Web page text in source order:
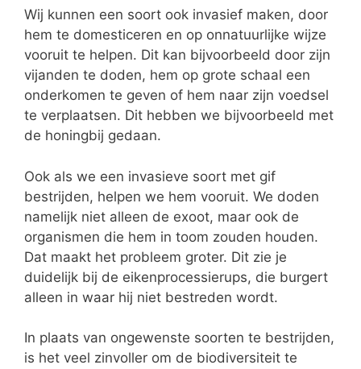
Wij kunnen een soort ook invasief maken, door
hem te domesticeren en op onnatuurlijke wijze
vooruit te helpen. Dit kan bijvoorbeeld door zijn
vijanden te doden, hem op grote schaal een
onderkomen te geven of hem naar zijn voedsel
te verplaatsen. Dit hebben we bijvoorbeeld met
de honingbij gedaan.
Ook als we een invasieve soort met gif
bestrijden, helpen we hem vooruit. We doden
namelijk niet alleen de exoot, maar ook de
organismen die hem in toom zouden houden.
Dat maakt het probleem groter. Dit zie je
duidelijk bij de eikenprocessierups, die burgert
alleen in waar hij niet bestreden wordt.
In plaats van ongewenste soorten te bestrijden,
is het veel zinvoller om de biodiversiteit te